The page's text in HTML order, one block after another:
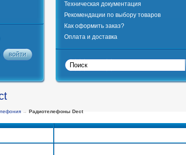
Техническая документация
Рекомендации по выбору товаров
Как оформить заказ?
Оплата и доставка
→ Радиотелефоны Dect